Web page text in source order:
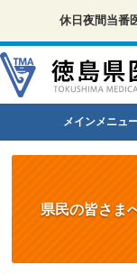
休日夜間当番
メインメニュ
県民の皆さま